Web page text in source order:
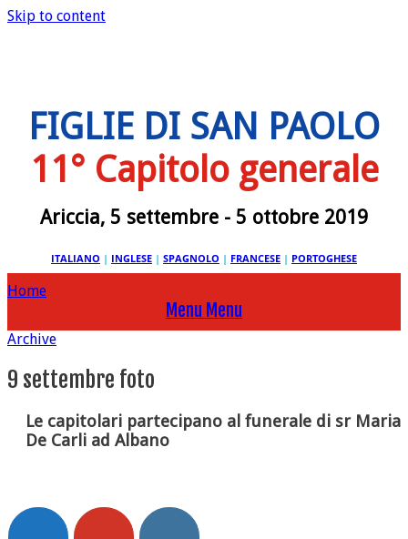
Skip to content
FIGLIE DI SAN PAOLO
11° Capitolo generale
Ariccia, 5 settembre - 5 ottobre 2019
ITALIANO | INGLESE | SPAGNOLO | FRANCESE | PORTOGHESE
Home
Menu Menu
Archive
9 settembre foto
Le capitolari partecipano al funerale di sr Maria
De Carli ad Albano